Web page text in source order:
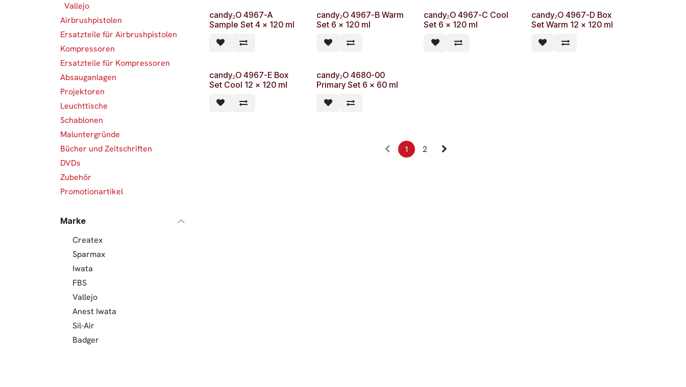
Vallejo
Airbrushpistolen
Ersatzteile für Airbrushpistolen
Kompressoren
Ersatzteile für Kompressoren
Absauganlagen
Projektoren
Leuchttische
Schablonen
Maluntergründe
Bücher und Zeitschriften
DVDs
Zubehör
Promotionartikel
Marke
Createx
Sparmax
Iwata
FBS
Vallejo
Anest Iwata
Sil-Air
Badger
candy₂O 4967-A
Sample Set 4 x 120 ml
candy₂O 4967-B Warm
Set 6 x 120 ml
candy₂O 4967-C Cool
Set 6 x 120 ml
candy₂O 4967-D Box
Set Warm 12 x 120 ml
candy₂O 4967-E Box
Set Cool 12 x 120 ml
candy₂O 4680-00
Primary Set 6 x 60 ml
1 2